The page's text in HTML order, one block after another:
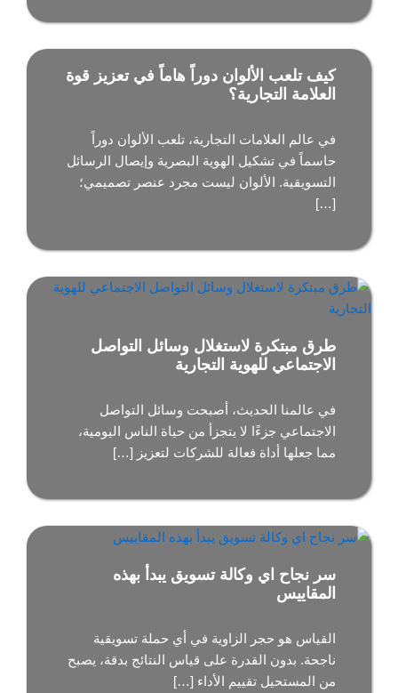
كيف تلعب الألوان دوراً هاماً في تعزيز قوة
العلامة التجارية؟
في عالم العلامات التجارية، تلعب الألوان دوراً
حاسماً في تشكيل الهوية البصرية وإيصال الرسائل
التسويقية. الألوان ليست مجرد عنصر تصميمي؛
[…]
طرق مبتكرة لاستغلال وسائل التواصل
الاجتماعي للهوية التجارية
في عالمنا الحديث، أصبحت وسائل التواصل
الاجتماعي جزءًا لا يتجزأ من حياة الناس اليومية،
مما جعلها أداة فعالة للشركات لتعزيز […]
سر نجاح اي وكالة تسويق يبدأ بهذه
المقاييس
القياس هو حجر الزاوية في أي حملة تسويقية
ناجحة. بدون القدرة على قياس النتائج بدقة، يصبح
من المستحيل تقييم الأداء […]